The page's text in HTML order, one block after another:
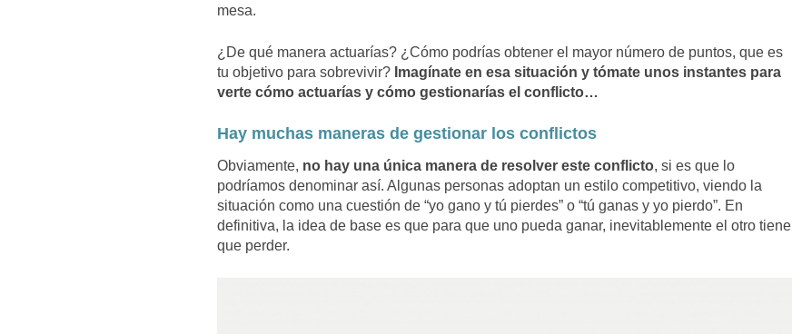
mesa.
¿De qué manera actuarías? ¿Cómo podrías obtener el mayor número de puntos, que es
tu objetivo para sobrevivir? Imagínate en esa situación y tómate unos instantes para
verte cómo actuarías y cómo gestionarías el conflicto…
Hay muchas maneras de gestionar los conflictos
Obviamente, no hay una única manera de resolver este conflicto, si es que lo
podríamos denominar así. Algunas personas adoptan un estilo competitivo, viendo la
situación como una cuestión de “yo gano y tú pierdes” o “tú ganas y yo pierdo”. En
definitiva, la idea de base es que para que uno pueda ganar, inevitablemente el otro tiene
que perder.